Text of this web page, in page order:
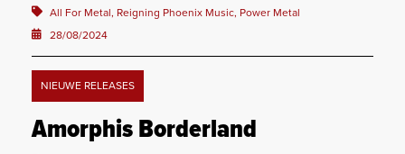
All For Metal, Reigning Phoenix Music, Power Metal
28/08/2024
NIEUWE RELEASES
Amorphis Borderland